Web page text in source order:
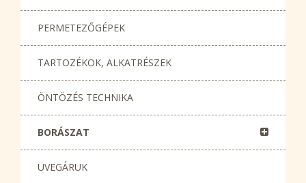
PERMETEZŐGÉPEK
TARTOZÉKOK, ALKATRÉSZEK
ÖNTÖZÉS TECHNIKA
BORÁSZAT
ÜVEGÁRUK